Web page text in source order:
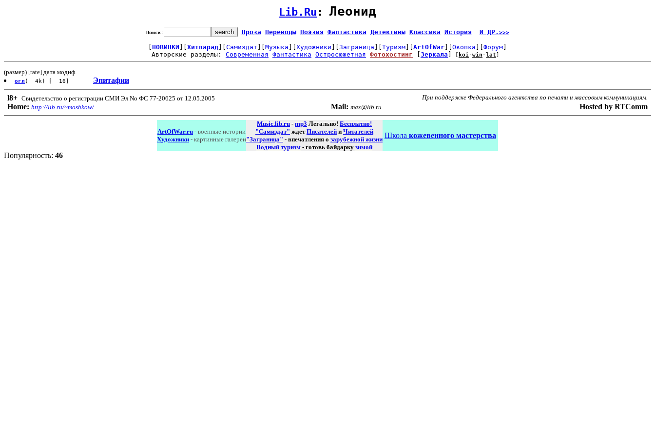
Lib.Ru : Леонид
Поиск: Проза Переводы Поэзия Фантастика Детективы Классика История И ДР. >>>
НОВИНКИ Хитпарад Самиздат Музыка Художники Заграница Туризм ArtOfWar Окопка Форум
Авторские разделы: Современная Фантастика Остросюжетная Фотохостинг Зеркала koi-win- lat
(размер) [rate] дата модиф.
огл ( 4k) [ 16] Эпитафии
l8+ Свидетельство о регистрации СМИ Эл No ФС 77-20625 от 12.05.2005 При поддержке Федерального агентства по печати и массовым коммуникациям.
Home: http://lib.ru/~moshkow/ Маil: max@lib.ru Hosted by RTComm
ArtOfWar.ru - военные истории
Художники - картинные галереи
Music.lib.ru - mp3 Легально! Бесплатно!
"Самиздат" ждетПисателей и Читателей
"Заграница" - впечатления о зарубежной жизни
Водный туризм - готовь байдарку зимой
Школа кожевенного мастерства
Популярность: 46